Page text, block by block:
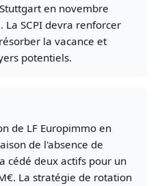
en novembre
La SCPI devra renforcer
la vacance et
potentiels.
de LF Europimmo en
de l'absence de
cédé deux actifs pour un
La stratégie de rotation